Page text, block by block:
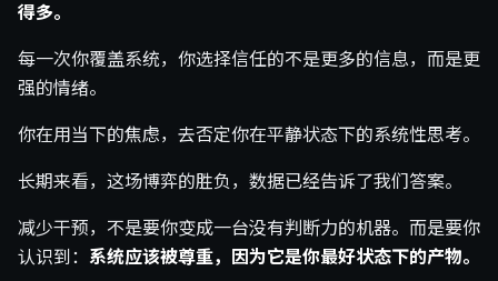
得多。
每一次你覆盖系统，你选择信任的不是更多的信息，而是更
强的情绪。
你在用当下的焦虑，去否定你在平静状态下的系统性思考。
长期来看，这场博弈的胜负，数据已经告诉了我们答案。
减少干预，不是要你变成一台没有判断力的机器。而是要你
认识到： 系统应该被尊重，因为它是你最好状态下的产物。